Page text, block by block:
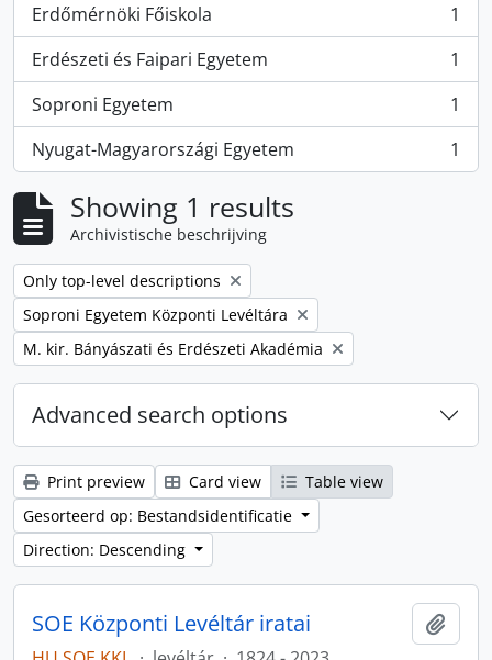
Erdőmérnöki Főiskola
, 1 results
1
Erdészeti és Faipari Egyetem
, 1 results
1
Soproni Egyetem
, 1 results
1
Nyugat-Magyarországi Egyetem
, 1 results 1
Showing 1 results
Archivistische beschrijving
Remove filter:
Only top-level descriptions
Remove filter:
Soproni Egyetem Központi Levéltára
Remove filter:
M. kir. Bányászati és Erdészeti Akadémia
Advanced search options
Print preview Card view
Table view
Gesorteerd op: Bestandsidentificatie
Direction: Descending
SOE Központi Levéltár iratai